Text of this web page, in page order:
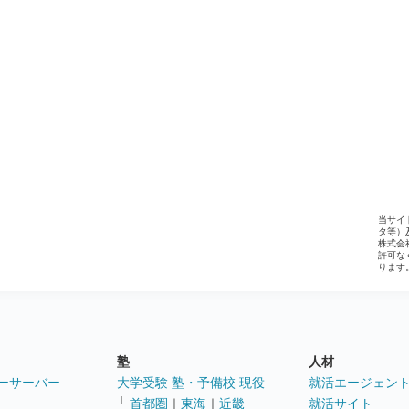
当サイ
タ等）
株式会
許可な
ります
サーバー
塾
大学受験 塾・予備校 現役
└ 首都圏 ｜ 東海 ｜ 近畿
人材
就活エージェン
就活サイト